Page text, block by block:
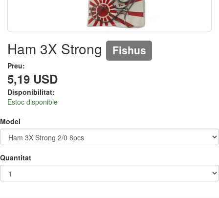
Ham 3X Strong Fishus
Preu:
5,19 USD
Disponibilitat:
Estoc disponible
Model
Quantitat